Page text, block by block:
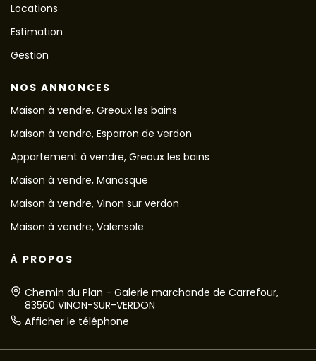
Locations
Estimation
Gestion
NOS ANNONCES
Maison à vendre, Greoux les bains
Maison à vendre, Esparron de verdon
Appartement à vendre, Greoux les bains
Maison à vendre, Manosque
Maison à vendre, Vinon sur verdon
Maison à vendre, Valensole
À PROPOS
Chemin du Plan - Galerie marchande de Carrefour,
83560 VINON-SUR-VERDON
Afficher le téléphone